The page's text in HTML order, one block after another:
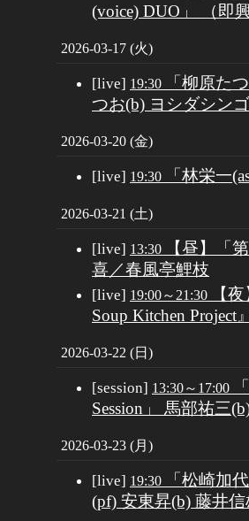
(voice) DUO」 （即
2026-03-17 (火)
[live] 19:30 「柳原た
つお(b) ヨシダシン
2026-03-20 (金)
[live] 19:30 「林栄一
2026-03-21 (土)
[live] 13:30 【昼】「
喜／春風亭鯉枝
[live] 19:00～21:30 【
Soup Kitchen
2026-03-22 (日)
[session] 13:30～17:00
Session」 馬部祐三
2026-03-23 (月)
[live] 19:30 「松崎加
(pf) 安東昇(b) 藤井信